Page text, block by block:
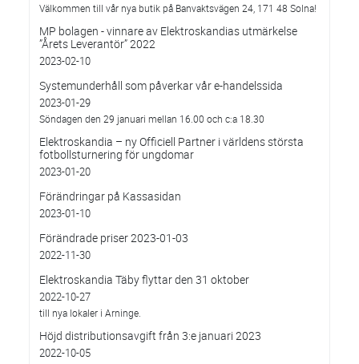
Välkommen till vår nya butik på Banvaktsvägen 24, 171 48 Solna!
MP bolagen - vinnare av Elektroskandias utmärkelse
”Årets Leverantör” 2022
2023-02-10
Systemunderhåll som påverkar vår e-handelssida
2023-01-29
Söndagen den 29 januari mellan 16.00 och c:a 18.30
Elektroskandia – ny Officiell Partner i världens största
fotbollsturnering för ungdomar
2023-01-20
Förändringar på Kassasidan
2023-01-10
Förändrade priser 2023-01-03
2022-11-30
Elektroskandia Täby flyttar den 31 oktober
2022-10-27
till nya lokaler i Arninge.
Höjd distributionsavgift från 3:e januari 2023
2022-10-05